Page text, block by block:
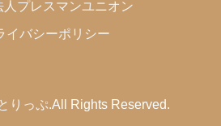
人プレスマンユニオン
イバシーポリシー
りっぷ.All Rights Reserved.